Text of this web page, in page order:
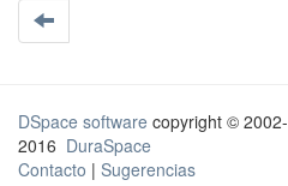
DSpace software copyright © 2002-
2016 DuraSpace
Contacto | Sugerencias